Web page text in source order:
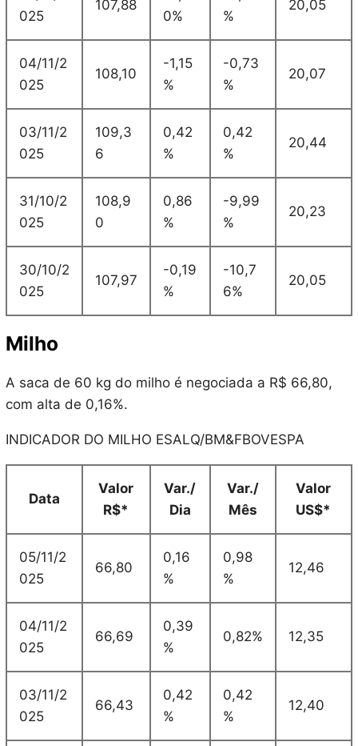
025
107,88
0%
%
20,05
04/11/2
025
108,10
-1,15
%
-0,73
%
20,07
03/11/2
025
109,3
6
0,42
%
0,42
%
20,44
31/10/2
025
108,9
0
0,86
%
-9,99
%
20,23
30/10/2
025
107,97
-0,19
%
-10,7
6%
20,05
Milho
A saca de 60 kg do milho é negociada a R$ 66,80,
com alta de 0,16%.
INDICADOR DO MILHO ESALQ/BM&FBOVESPA
Data
Valor
R$*
Var./
Dia
Var./
Mês
Valor
US$*
05/11/2
025
66,80
0,16
%
0,98
%
12,46
04/11/2
025
66,69
0,39
%
0,82% 12,35
03/11/2
025
66,43
0,42
%
0,42
%
12,40